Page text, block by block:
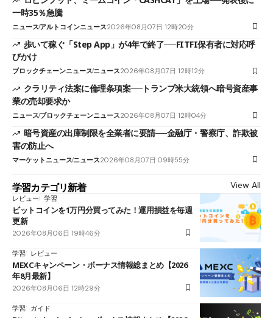
一時35％急騰
ニュースアルトコインニュース2026年08月07日 12時20分
歩いて稼ぐ「Step App」が4年で終了──FITFI保有者に対応呼
びかけ
ブロックチェーンニュースニュース2026年08月07日 12時12分
クラリティ法案に倫理条項案──トランプ米大統領へ暗号資産事
業の売却要求か
ニュースブロックチェーンニュース2026年08月07日 12時04分
暗号資産の出庫制限を全業者に要請──金融庁・警察庁、詐欺被
害の防止へ
マーケットニュースニュース2026年08月07日 09時55分
学習カテゴリ新着 View All
レビュー 学習
ビットコインを1万円分買ってみた！運用損益を毎週
更新
2026年08月06日 19時46分
学習 レビュー
MEXCキャンペーン・ボーナス情報総まとめ【2026
年8月最新】
2026年08月06日 12時29分
学習 ガイド